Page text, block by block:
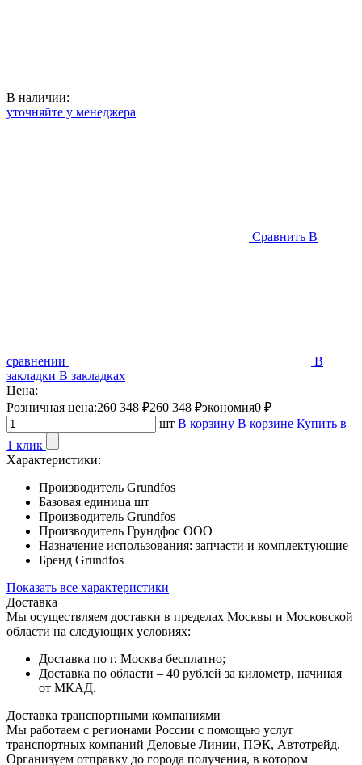
В наличии:
уточняйте у менеджера
Сравнить В
сравнении
В
закладки В закладках
Цена:
Розничная цена:260 348 ₽260 348 ₽экономия0 ₽
шт В корзину В корзине Купить в
1 клик
Характеристики:
Производитель Grundfos
Базовая единица шт
Производитель Grundfos
Производитель Грундфос ООО
Назначение использования: запчасти и комплектующие
Бренд Grundfos
Показать все характеристики
Доставка
Мы осуществляем доставки в пределах Москвы и Московской
области на следующих условиях:
Доставка по г. Москва бесплатно;
Доставка по области – 40 рублей за километр, начиная
от МКАД.
Доставка транспортными компаниями
Мы работаем с регионами России с помощью услуг
транспортных компаний Деловые Линии, ПЭК, Автотрейд.
Организуем отправку до города получения, в котором